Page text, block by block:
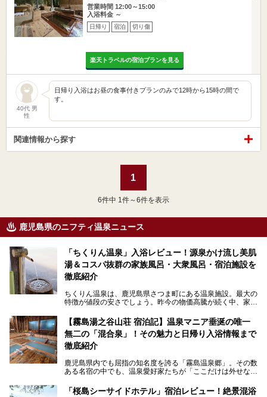
営業時間 12:00～15:00
入浴料金 ～
日帰り 宿泊 切り傷
楽天トラベルの宿泊プランを見る
40代 男
性
日帰り入浴はお昼の食事付きプランのみで12時から15時の間で
す。
関連情報から探す
1
6件中 1件～6件を表示
鹿児島県のニフティ温泉ニュース
「ちくりん温泉」入浴レビュー！源泉かけ流し美肌
湯＆コスパ抜群の家族風呂・大衆風呂・宿泊施設を
徹底紹介
ちくりん温泉は、鹿児島県さつま町にある温泉施設。最大の
特徴が値段の安さでしょう。昨今の物価高騰が続く中、家族
4,000円～、と驚くべき価格を維持。
さらに、源泉100％かけ流しのツルツル美肌湯を堪能できる
点にも注目すべき。30年以上全国の温泉を巡った筆者の経
験上、穴場中の穴場と言っても決して過言ではありません。
今回は「ちくりん温泉」の家族風呂・大衆風呂・宿泊施設に
ついて、徹底レビューします！
【霧島湯之谷山荘 宿泊記】温泉マニア垂涎の唯一
無二の「混合泉」！その魅力と日帰り入浴情報まで
徹底紹介
鹿児島県内でも屈指の知名度を誇る「霧島温泉郷」。その数
ある名宿の中でも、温泉愛好家たちが「ここだけは外せな
山荘）」です。
「桜島シーサイドホテル」宿泊レビュー！絶景混浴